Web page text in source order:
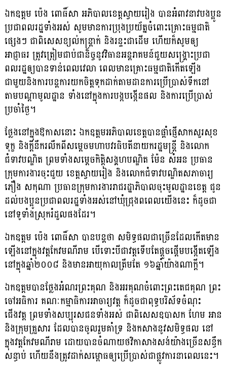
ឯកឧត្តម ប៉េង ពោធិ៍សា អភិបាលខេត្តស្វាយរៀង បានអំពាវនាវបងប្អូន
ប្រជាពលរដ្ឋទាំងអស់ សូមមានការប្រុងប្រយ័ត្នចំពោះគ្រោះធម្មជាតិ
ផ្សេងៗ ជាពិសេសខ្យល់កន្ត្រាក់ និងរន្ទះជាដើម ហើយក៏សូមឲ្យ
អាជ្ញាធរ ត្រូវត្រៀមជាប់ជានិច្ចនូវវិធានអន្តរាគមន៍ជួយសង្គ្រោះប្រជា
ពលរដ្ឋឲ្យបានទាន់ពេលវេលា ពេលមានគ្រោះធម្មជាតិកើតឡើង
ជាមួយនិងការបន្តការយកចិត្តទុកដាក់តាមដានការប្រើប្រាស់ទឹកនៅ
តាមបណ្ដាមូលដ្ឋាន ទាំងនៅក្នុងការបង្កបង្កើនផល និងការប្រើប្រាស់
ប្រចាំថ្ងៃ។
ថ្លែងនៅក្នុងឱកាសនោះ ឯកឧត្តមអភិបាលខេត្តបានផ្ដាំផ្ញើសាកសួរសុខ
ទុក្ខ និងក្ដីនឹករលឹកពីសម្ដេចមហាបវរធិបតីនាយករដ្ឋមន្ត្រី និងលោក
ជំទាវបណ្ឌិត ព្រមទាំងសម្ដេចកិត្តិសង្គហបណ្ឌិត ម៉ែន សំអន ប្រធាន
ក្រុមការងារចុះជួយ ខេត្តស្វាយរៀង និងលោកជំទាវបណ្ឌិតសភាចារ្យ
ភឿង សកុណា ប្រធានក្រុមការងាររាជរដ្ឋាភិបាលចុះមូលដ្ឋានខេត្ត ជូន
ដល់បងប្អូនប្រជាពលរដ្ឋទាំងអស់នៅឃុំជ្រុងពពេលយើងនេះ ក៏ដូចជា
នៅទូទាំងស្រុករំដួលផងដែរ។
ឯកឧត្តម ប៉េង ពោធិ៍សា បានបន្តថា សមិទ្ធផលជាច្រើនដែលកើតមាន
ឡើងនៅក្នុងវត្តកែវមណីរាម បើទោះបីជាវត្តទើបតែផ្ដួចផ្ដើមបង្កើតឡើង
នៅក្នុងឆ្នាំ២០០៨ និងមានអាយុកាលត្រឹមតែ ១៦ឆ្នាំយ៉ាងណាក្ដី។
ឯកឧត្តមបានថ្លែងអំណរព្រះគុណ និងអរគុណចំពោះព្រះតេជគុណ ព្រះ
ចៅអធិការ គណៈកម្មាធិការអាចារ្យវត្ត ក៏ដូចជាពុទ្ធបរិស័ទចំណុះ
ជើងវត្ត ព្រមទាំងសប្បុរសជនទាំងអស់ ជាពិសេសឧបាសក ហែម អាន
និងក្រុមគ្រួសារ ដែលបានចូលរួមគាំទ្រ និងកសាងនូវសមិទ្ធផល នៅ
ក្នុងវត្តកែវមណីរាម ដោយបានចំណាយថវិកាសាងសង់យ៉ាងច្រើនសន្ធឹក
សន្ធាប់ ហើយនឹងត្រូវដាក់សម្ពោធឲ្យប្រើប្រាស់ជាផ្លូវការនាពេលនេះ។